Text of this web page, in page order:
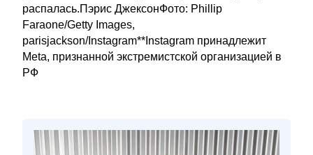
распалась.Пэрис ДжексонФото: Phillip
Faraone/Getty Images,
parisjackson/Instagram**Instagram принадлежит
Meta, признанной экстремистской организацией в
РФ